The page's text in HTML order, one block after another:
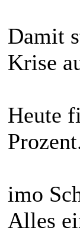
Damit
Krise
Heute
imo
Alles